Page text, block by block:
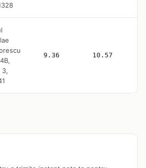
3,
9.36 10.57